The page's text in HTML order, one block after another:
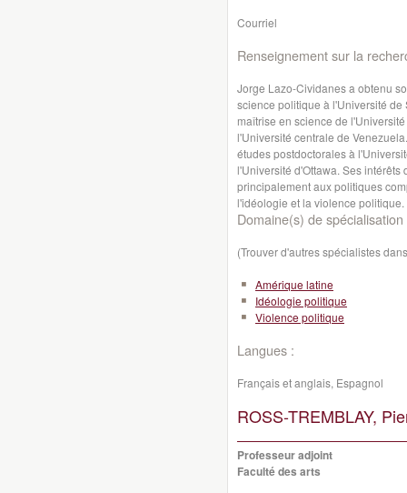
Courriel
Renseignement sur la
Jorge Lazo-Cividanes a obtenu
science politique à l'Université
maîtrise en science de
l'Université centrale de
études postdoctorales à
l'Université d'Ottawa. Ses
principalement aux politiques
l'idéologie et la violence politique.
Domaine(s) de spécialisation
(Trouver d'autres spécialistes
Amérique latine
Idéologie politique
Violence politique
Langues :
Français et anglais, Espagnol
ROSS-TREMBLAY,
Professeur adjoint
Faculté des arts